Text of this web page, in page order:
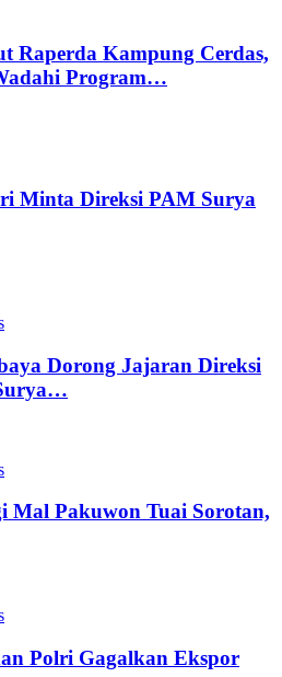
Raperda Kampung Cerdas,
Program…
Minta Direksi PAM Surya
Dorong Jajaran Direksi
Mal Pakuwon Tuai Sorotan,
Polri Gagalkan Ekspor